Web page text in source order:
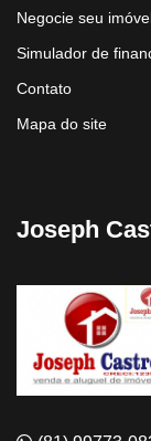
Negocie seu
Simulador de
Contato
Mapa do site
Joseph